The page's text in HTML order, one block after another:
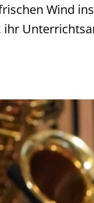
Wind ins
ihr